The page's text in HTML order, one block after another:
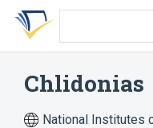
Skip
search
Skip
Skip
account
Chlidonias
National Institutes